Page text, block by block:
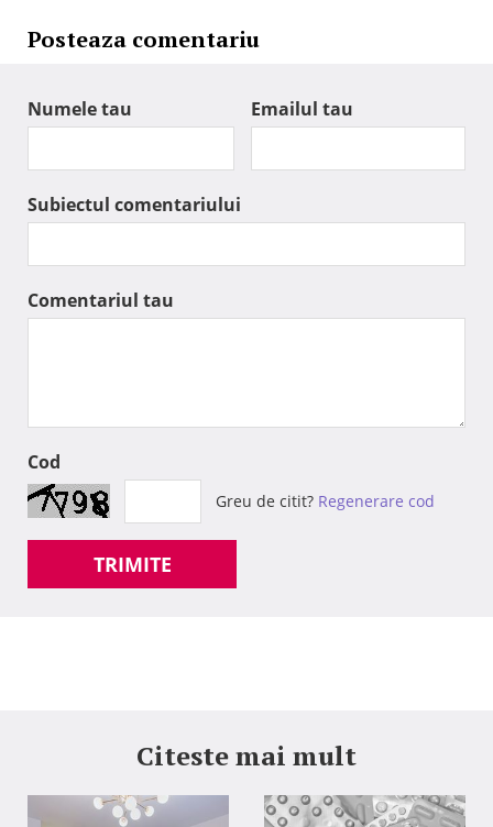
Posteaza comentariu
Numele tau Emailul tau
Subiectul comentariului
Comentariul tau
Cod
Greu de citit? Regenerare cod
TRIMITE
Citeste mai mult